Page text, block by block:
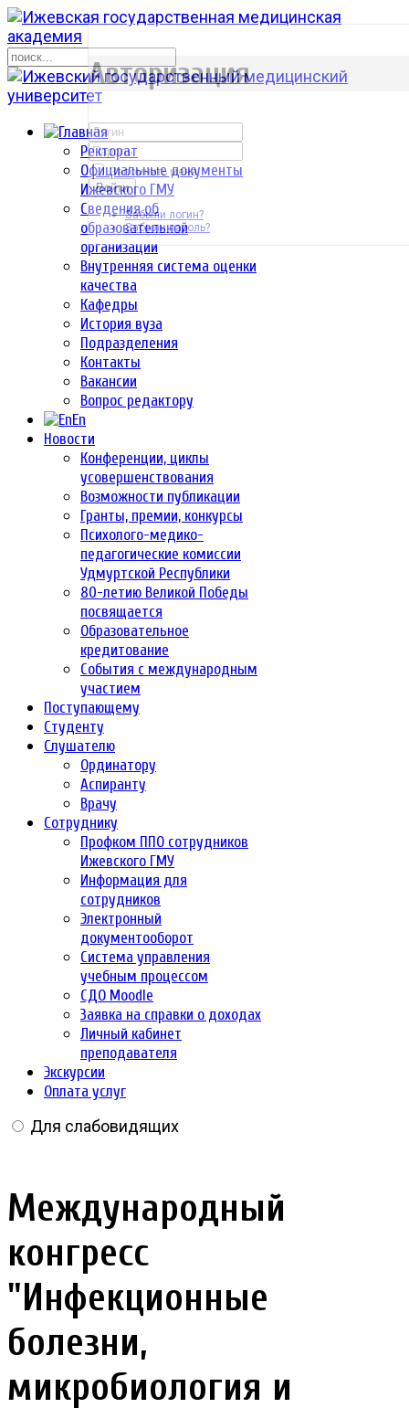
Ректорат
Официальные документы
Ижевского ГМУ
Сведения об
образовательной
организации
Внутренняя система оценки
качества
Кафедры
История вуза
Подразделения
Контакты
Вакансии
Вопрос редактору
En
Новости
Конференции, циклы
усовершенствования
Возможности публикации
Гранты, премии, конкурсы
Психолого-медико-
педагогические комиссии
Удмуртской Республики
80-летию Великой Победы
посвящается
Образовательное
кредитование
События с международным
участием
Поступающему
Студенту
Слушателю
Ординатору
Аспиранту
Врачу
Сотруднику
Профком ППО сотрудников
Ижевского ГМУ
Информация для
сотрудников
Электронный
документооборот
Система управления
учебным процессом
СДО Moodle
Заявка на справки о доходах
Личный кабинет
преподавателя
Экскурсии
Оплата услуг
Для слабовидящих
Международный
конгресс
"Инфекционные
болезни,
микробиология и
р
Авторизация
Запомнить меня
Войти
Забыли логин?
Забыли пароль?